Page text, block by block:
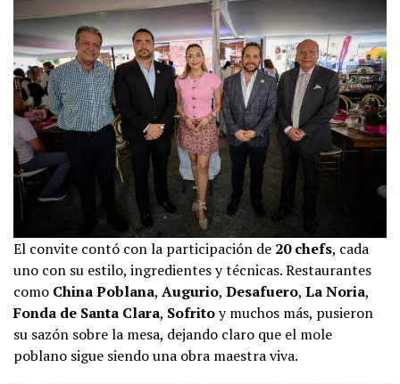
El convite contó con la participación de 20 chefs, cada
uno con su estilo, ingredientes y técnicas. Restaurantes
como China Poblana, Augurio, Desafuero, La Noria,
Fonda de Santa Clara, Sofritoy muchos más, pusieron
su sazón sobre la mesa, dejando claro que el mole
poblano sigue siendo una obra maestra viva.